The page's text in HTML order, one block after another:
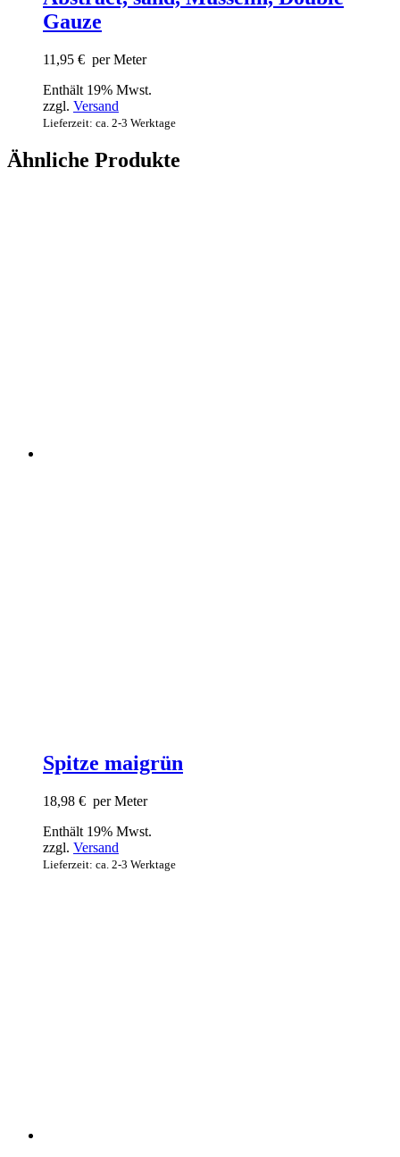
Gauze
11,95 € per Meter
Enthält 19% Mwst.
zzgl. Versand
Lieferzeit: ca. 2-3 Werktage
Ähnliche Produkte
Spitze maigrün
18,98 € per Meter
Enthält 19% Mwst.
zzgl. Versand
Lieferzeit: ca. 2-3 Werktage